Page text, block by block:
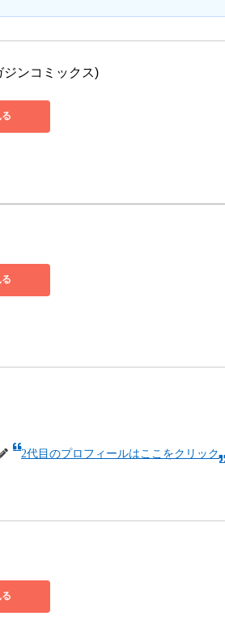
ンコミックス)
2代目のプロフィールはここをクリック